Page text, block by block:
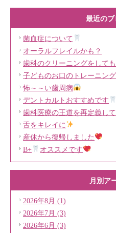
最近の
菌血症について
オーラルフレイルかも？
歯科のクリーニングをして
子どものお口のトレーニング
怖～～い歯周病
デントカルトおすすめです
歯科医療の王道を再定義し
舌をキレイに
産休から復帰しました
B+
オススメです
月別ア
2026年8月 (1)
2026年7月 (3)
2026年6月 (3)